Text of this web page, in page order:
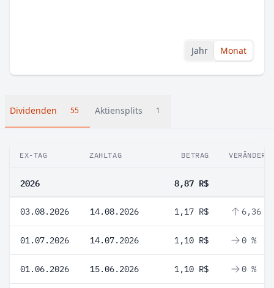
Jahr Monat
Dividenden 55 Aktiensplits 1
EX-TAG ZAHLTAG BETRAG
2026 8,87 R$
03.08.2026 14.08.2026 1,17 R$ 6,36 %
01.07.2026 14.07.2026 1,10 R$ 0 %
01.06.2026 15.06.2026 1,10 R$ 0 %